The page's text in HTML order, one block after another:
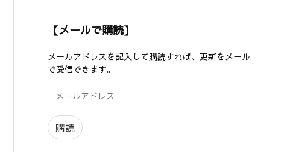
【メールで購読】
メールアドレスを記入して購読すれば、更新をメール
で受信できます。
ル
ア
ド
購読